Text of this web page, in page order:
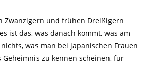
Zwanzigern und frühen Dreißigern
ist das, was danach kommt, was am
was man bei japanischen Frauen
zu kennen scheinen, für